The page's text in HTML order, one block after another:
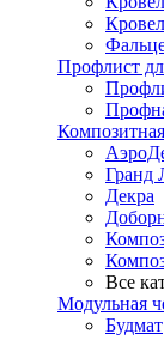
Профлист
Гранд
Декра
Все
Модульная
Будмат